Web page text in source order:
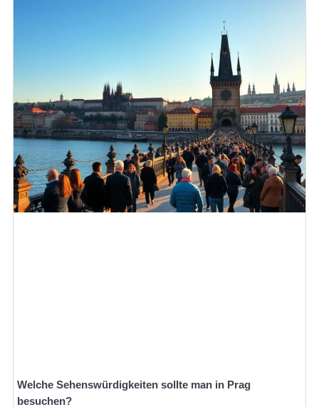
Welche Sehenswürdigkeiten sollte man in Prag
besuchen?